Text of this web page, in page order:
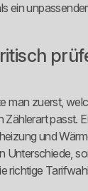
ein unpassender
man zuerst,
Zählerart passt.
und
Unterschiede,
richtige